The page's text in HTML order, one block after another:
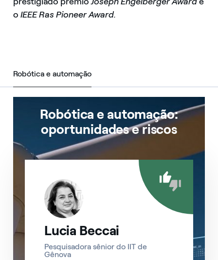
o IEEE Ras Pioneer Award.
Robótica e automaçãoRobótica e automação
Robótica e automação:
oportunidades e riscos
Lucia Beccai
Pesquisadora sênior do IIT de
Gênova